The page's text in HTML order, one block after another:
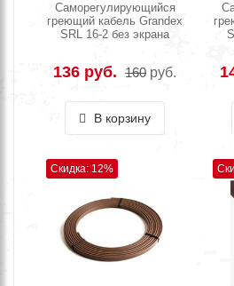
Саморегулирующийся
греющий кабель Grandex
SRL 16-2 без экрана
136 руб. 160 руб.
В корзину
Скидка: 12%